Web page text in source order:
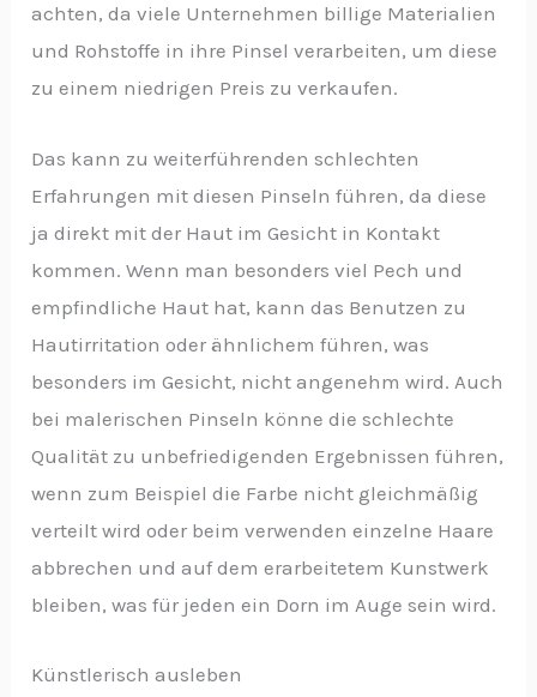
achten, da viele Unternehmen billige Materialien
und Rohstoffe in ihre Pinsel verarbeiten, um diese
zu einem niedrigen Preis zu verkaufen.
Das kann zu weiterführenden schlechten
Erfahrungen mit diesen Pinseln führen, da diese
ja direkt mit der Haut im Gesicht in Kontakt
kommen. Wenn man besonders viel Pech und
empfindliche Haut hat, kann das Benutzen zu
Hautirritation oder ähnlichem führen, was
besonders im Gesicht, nicht angenehm wird. Auch
bei malerischen Pinseln könne die schlechte
Qualität zu unbefriedigenden Ergebnissen führen,
wenn zum Beispiel die Farbe nicht gleichmäßig
verteilt wird oder beim verwenden einzelne Haare
abbrechen und auf dem erarbeitetem Kunstwerk
bleiben, was für jeden ein Dorn im Auge sein wird.
Künstlerisch ausleben